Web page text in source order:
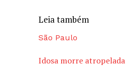
Leia também
São Paulo
Idosa morre